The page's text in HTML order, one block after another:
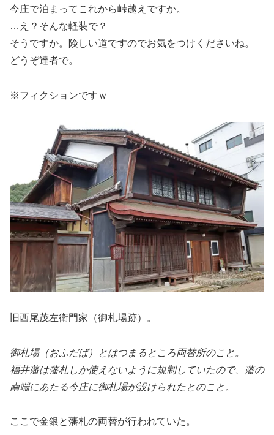
今庄で泊まってこれから峠越えですか。
…え？そんな軽装で？
そうですか。険しい道ですのでお気をつけくださいね。
どうぞ達者で。
※フィクションですｗ
旧西尾茂左衛門家（御札場跡）。
御札場（おふだば）とはつまるところ両替所のこと。
福井藩は藩札しか使えないように規制していたので、藩の
南端にあたる今庄に御札場が設けられたとのこと。
ここで金銀と藩札の両替が行われていた。